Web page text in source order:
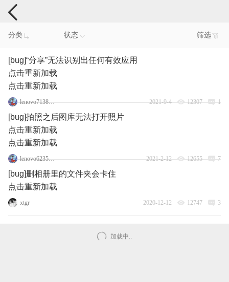
手机反馈
分类 状态 筛选
[bug]“分享”无法识别出任何有效应用
点击重新加载
点击重新加载
lenovo71384097 2021-9-4 12307 1
[bug]拍照之后图库无法打开照片
点击重新加载
点击重新加载
lenovo62353799 2021-2-12 12655 7
[bug]删相册里的文件夹会卡住
点击重新加载
xtgr 2020-12-12 12747 3
加载中..